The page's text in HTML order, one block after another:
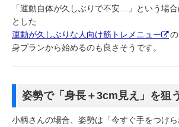
「運動自体が久しぶりで不安…」という場
とした
運動が久しぶりな人向け筋トレメニュー
身プランから始めるのも良さそうです。
姿勢で「身長＋3cm見え」を狙
小柄さんの場合、姿勢は「今すぐ手をつけ